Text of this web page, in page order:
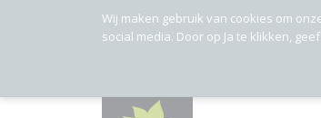
Wij maken gebruik van cookies om
social media. Door op Ja te klikken,